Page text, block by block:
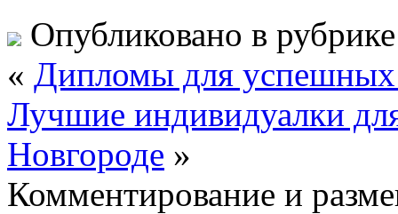
Опубликовано в
« Дипломы для успешных
Лучшие индивидуалки
Новгороде »
Комментирование и